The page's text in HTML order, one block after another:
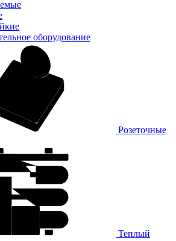
оборудование
Розеточные
Теплый